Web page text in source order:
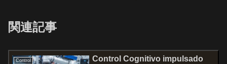
関連記事
Control
Control Cognitivo impulsado